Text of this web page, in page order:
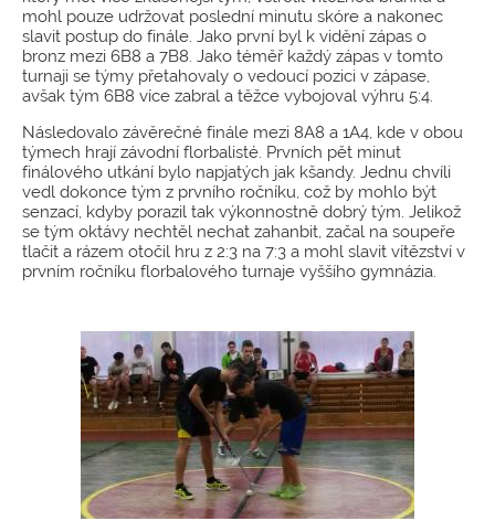
mohl pouze udržovat poslední minutu skóre a nakonec
slavit postup do finále. Jako první byl k vidění zápas o
bronz mezi 6B8 a 7B8. Jako téměř každý zápas v tomto
turnaji se týmy přetahovaly o vedoucí pozici v zápase,
avšak tým 6B8 více zabral a těžce vybojoval výhru 5:4.
Následovalo závěrečné finále mezi 8A8 a 1A4, kde v obou
týmech hrají závodní florbalisté. Prvních pět minut
finálového utkání bylo napjatých jak kšandy. Jednu chvíli
vedl dokonce tým z prvního ročníku, což by mohlo být
senzací, kdyby porazil tak výkonnostně dobrý tým. Jelikož
se tým oktávy nechtěl nechat zahanbit, začal na soupeře
tlačit a rázem otočil hru z 2:3 na 7:3 a mohl slavit vítězství v
prvním ročníku florbalového turnaje vyššího gymnázia.